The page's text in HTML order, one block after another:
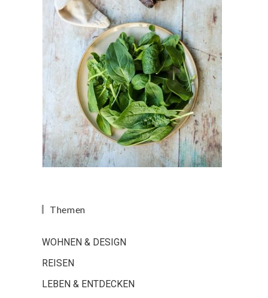
Themen
WOHNEN & DESIGN
REISEN
LEBEN & ENTDECKEN